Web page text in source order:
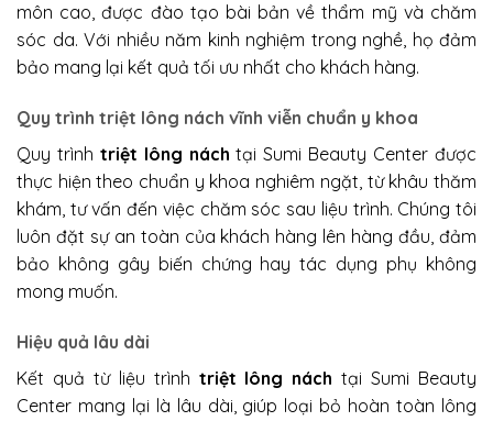
môn cao, được đào tạo bài bản về thẩm mỹ và chăm
sóc da. Với nhiều năm kinh nghiệm trong nghề, họ đảm
bảo mang lại kết quả tối ưu nhất cho khách hàng.
Quy trình triệt lông nách vĩnh viễn chuẩn y khoa
Quy trình triệt lông nách tại Sumi Beauty Center được
thực hiện theo chuẩn y khoa nghiêm ngặt, từ khâu thăm
khám, tư vấn đến việc chăm sóc sau liệu trình. Chúng tôi
luôn đặt sự an toàn của khách hàng lên hàng đầu, đảm
bảo không gây biến chứng hay tác dụng phụ không
mong muốn.
Hiệu quả lâu dài
Kết quả từ liệu trình triệt lông nách tại Sumi Beauty
Center mang lại là lâu dài, giúp loại bỏ hoàn toàn lông